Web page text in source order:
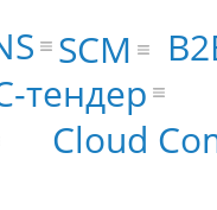
тендер
SCM
Cloud